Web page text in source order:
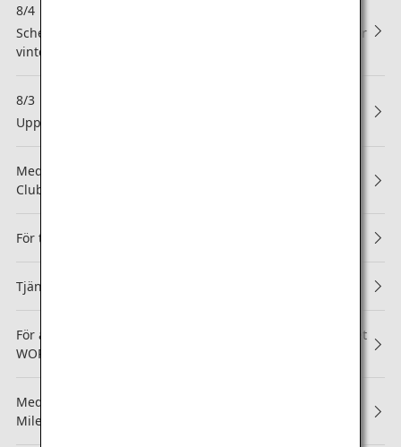
8/4
Schemalagt underhåll samt utfärdande av flygtidtabell för
vintern 2026 (inrikesflyg inom Japan)
8/3
Uppsägning av partnerskap med Asiana Airlines (OZ)
Meddelande om revidering av gällande ANA Mileage
Club-villkor och ANA Super Flyers-medlemsregler
För trettonde året i rad får ANA fem stjärnor!
Tjänsten för uppgraderingspoäng upphör
För andra året i rad har ANA Group tilldelats APEX-betyget
WORLD CLASS som är organisationens högsta betyg!
Meddelande om ändrade villkor för tjänster för ANA
Mileage Club-familjekonton